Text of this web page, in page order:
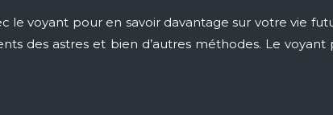
voyant pour en savoir davantage sur votre vie
des astres et bien d’autres méthodes. Le